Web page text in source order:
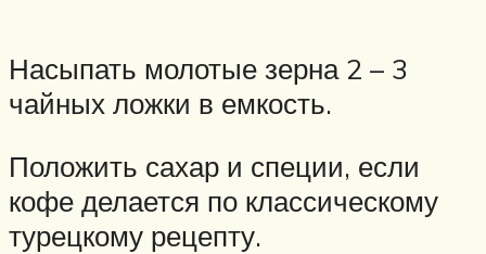
Насыпать молотые зерна 2 – 3
чайных ложки в емкость.
Положить сахар и специи, если
кофе делается по классическому
турецкому рецепту.